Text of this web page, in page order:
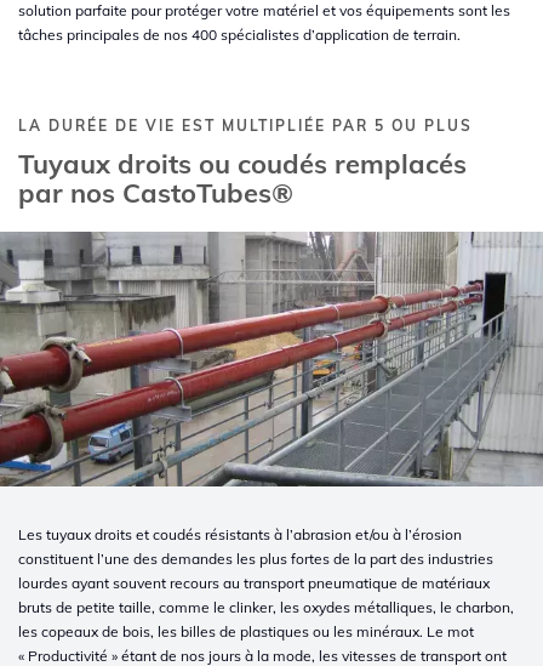
solution parfaite pour protéger votre matériel et vos équipements sont les
tâches principales de nos 400 spécialistes d’application de terrain.
LA DURÉE DE VIE EST MULTIPLIÉE PAR 5 OU PLUS
Tuyaux droits ou coudés remplacés
par nos CastoTubes®
Les tuyaux droits et coudés résistants à l’abrasion et/ou à l’érosion
constituent l’une des demandes les plus fortes de la part des industries
lourdes ayant souvent recours au transport pneumatique de matériaux
bruts de petite taille, comme le clinker, les oxydes métalliques, le charbon,
les copeaux de bois, les billes de plastiques ou les minéraux. Le mot
« Productivité » étant de nos jours à la mode, les vitesses de transport ont